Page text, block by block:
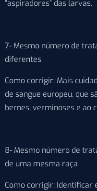
“aspiradores” das larvas.
7- Mesmo número de
diferentes
Como corrigir: Mais
de sangue europeu, que
bernes, verminoses e ao
8- Mesmo número de
de uma mesma raça
Como corrigir: Identificar